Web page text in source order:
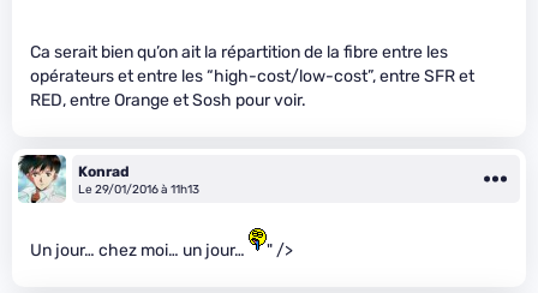
Ca serait bien qu’on ait la répartition de la fibre entre les
opérateurs et entre les “high-cost/low-cost”, entre SFR et
RED, entre Orange et Sosh pour voir.
Konrad
Le 29/01/2016 à 11h13
Un jour… chez moi… un jour… " />